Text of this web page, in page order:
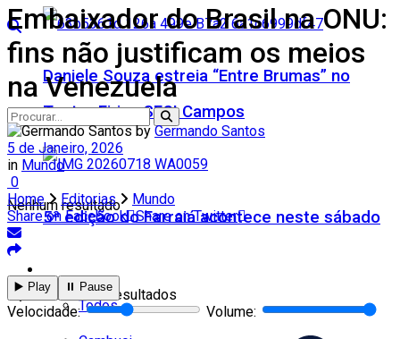
Daniele Souza estreia “Entre Brumas” no
Teatro Firjan SESI Campos
5ª edição do Farraiá acontece neste sábado
Todos
Nenhum resultado
Ver todos os resultados
Embaixador do Brasil na ONU:
fins não justificam os meios
na Venezuela
by Germando Santos
5 de Janeiro, 2026
in Mundo
0
Home
Editorias
Mundo
Share on Facebook Share on Twitter
▶️ Play ⏸️ Pause
Velocidade: Volume: